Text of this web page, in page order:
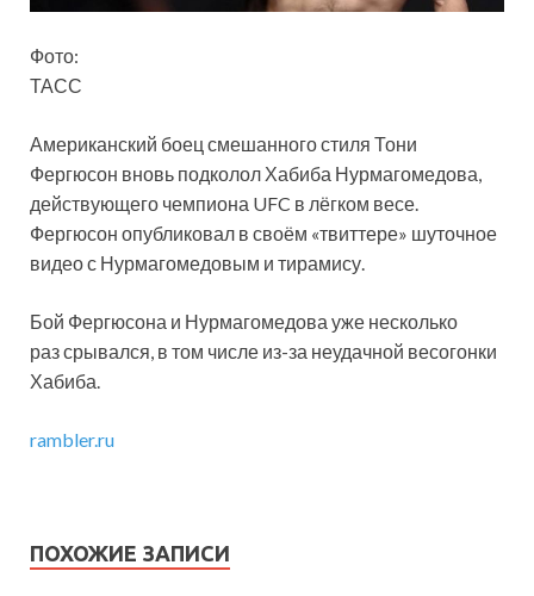
Фото:
ТАСС
Американский боец смешанного стиля Тони
Фергюсон вновь подколол Хабиба Нурмагомедова,
действующего чемпиона UFC в лёгком весе.
Фергюсон опубликовал в своём «твиттере» шуточное
видео с Нурмагомедовым и тирамису.
Бой Фергюсона и Нурмагомедова уже несколько
раз срывался, в том числе из-за неудачной весогонки
Хабиба.
rambler.ru
ПОХОЖИЕ ЗАПИСИ